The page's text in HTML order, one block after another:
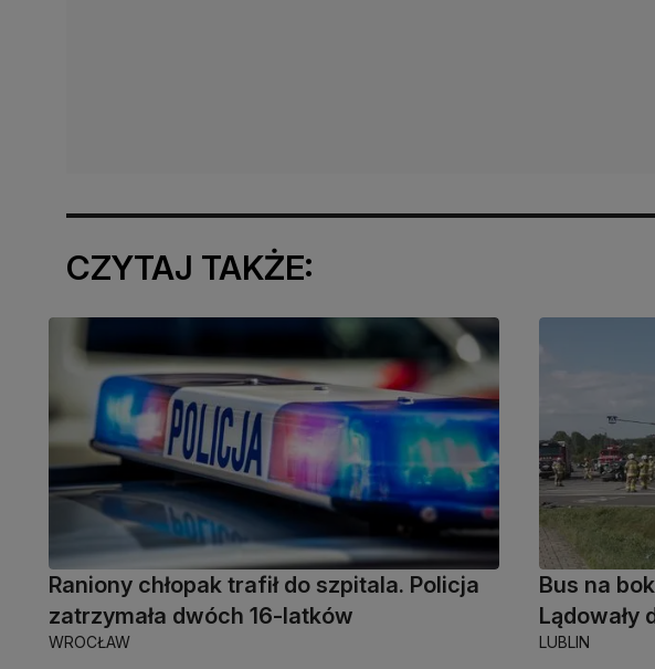
CZYTAJ TAKŻE:
Raniony chłopak trafił do szpitala. Policja
zatrzymała dwóch 16-latków
WROCŁAW
Bus na
Lądowały
LUBLIN